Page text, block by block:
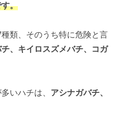
。
類、そのうち特に危険と言
、キイロスズメバチ、コガ
いハチは、 アシナガバチ、